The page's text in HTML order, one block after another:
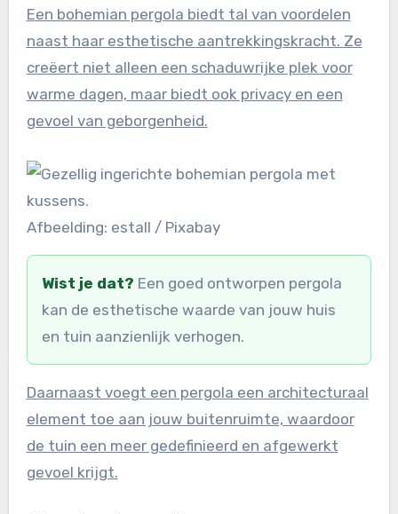
Een bohemian pergola biedt tal van voordelen
naast haar esthetische aantrekkingskracht. Ze
creëert niet alleen een schaduwrijke plek voor
warme dagen, maar biedt ook privacy en een
gevoel van geborgenheid.
Afbeelding: estall / Pixabay
Wist je dat? Een goed ontworpen pergola
kan de esthetische waarde van jouw huis
en tuin aanzienlijk verhogen.
Daarnaast voegt een pergola een architecturaal
element toe aan jouw buitenruimte, waardoor
de tuin een meer gedefinieerd en afgewerkt
gevoel krijgt.